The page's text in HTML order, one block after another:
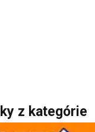
z kategórie